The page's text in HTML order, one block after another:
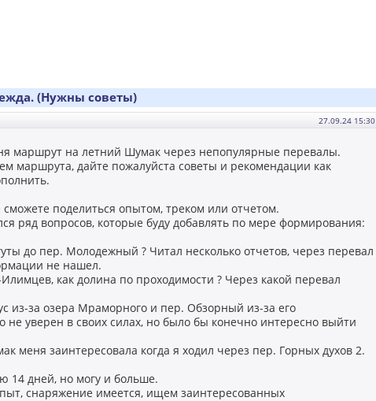
(Нужны советы)
27.09.24 15:30
маршрут на летний Шумак через непопулярные перевалы.
дайте пожалуйста советы и рекомендации как
поделиться опытом, треком или отчетом.
ряд вопросов, которые буду добавлять по мере формирования:
до пер. Молодежный ? Читал несколько отчетов, через перевал
не нашел.
как долина по проходимости ? Через какой перевал
из-за озера Мраморного и пер. Обзорный из-за его
не уверен в своих силах, но было бы конечно интересно выйти
меня заинтересовала когда я ходил через пер. Горных духов 2.
14 дней, но могу и больше.
снаряжение имеется, ищем заинтересованных